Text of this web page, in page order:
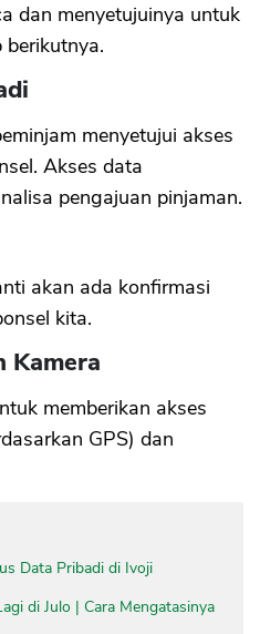
dan menyetujuinya untuk
menyetujui akses
Akses data
pengajuan pinjaman.
akan ada konfirmasi
kita.
Kamera
memberikan akses
GPS) dan
Data Pribadi di Ivoji
di Julo | Cara Mengatasinya